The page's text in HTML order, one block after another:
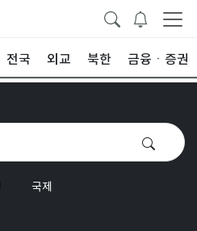
전국 외교 북한 금융ㆍ증권
국제